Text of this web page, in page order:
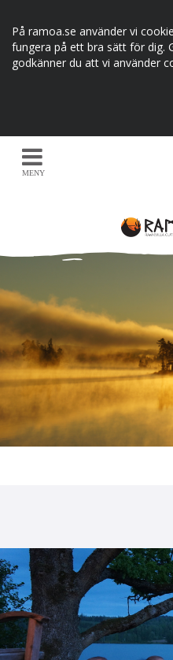
På ramoa.se använder vi
fungera på ett bra sätt för dig.
godkänner du att vi använder
MENY